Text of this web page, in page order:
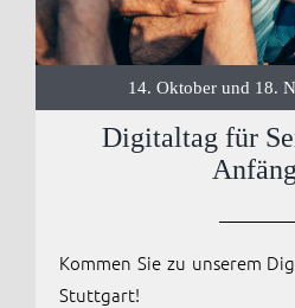
14. Oktober und 18.
Digitaltag für
Kommen Sie zu unserem
Stuttgart!